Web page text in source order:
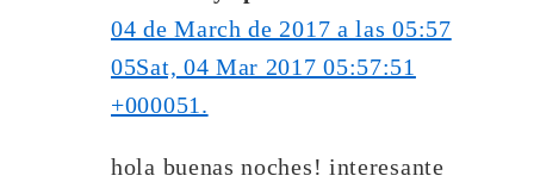
04 de March de 2017 a las 05:57
05Sat, 04 Mar 2017 05:57:51
+000051.
hola buenas noches! interesante